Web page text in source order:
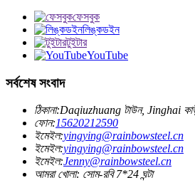
ফেসবুক
লিঙ্কডইন
টুইটার
YouTube
সর্বশেষ সংবাদ
ঠিকানা:Daqiuzhuang টাউন, Jinghai
ফোন:15620212590
ইমেইল:yingying@rainbowsteel.cn
ইমেইল:yingying@rainbowsteel.cn
ইমেইল:Jenny@rainbowsteel.cn
আমরা খোলা: সোম-রবি 7*24 ঘন্টা